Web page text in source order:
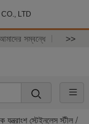
LTD
সম্বন্ধে >>
যন্ত্রাংশ স্টেইনলেস স্টীল /